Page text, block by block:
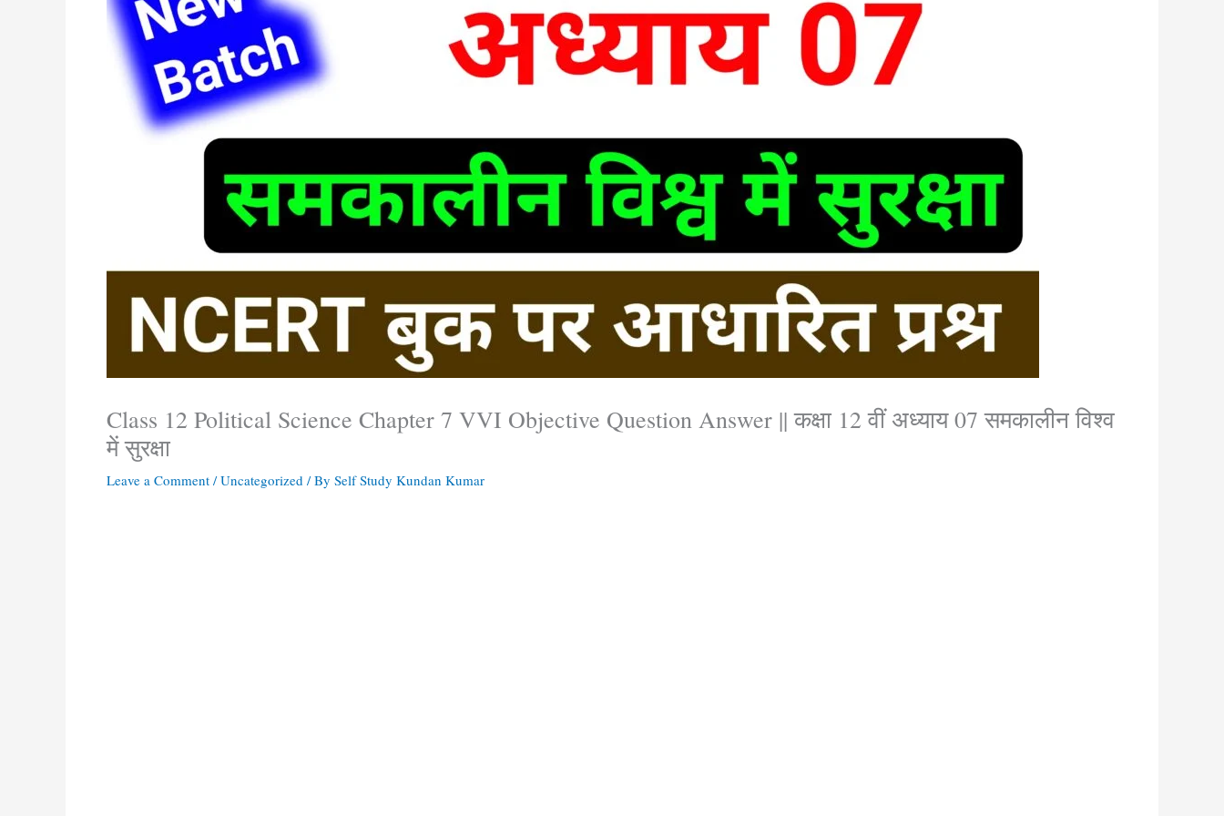
Class 12 Political Science Chapter 7 VVI Objective Question Answer || कक्षा 12 वीं अध्याय 07 समकालीन विश्व
में सुरक्षा
Leave a Comment /Uncategorized / By Self Study Kundan Kumar